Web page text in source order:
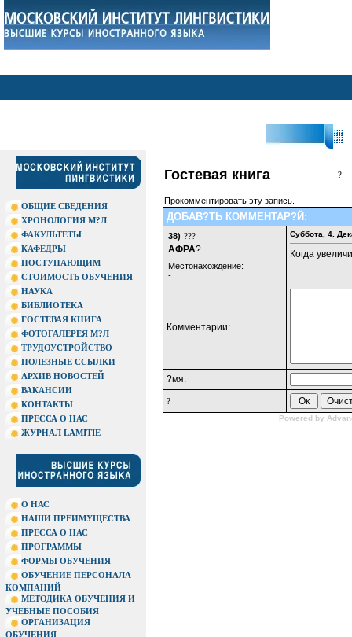
ОБЩИЕ СВЕДЕНИЯ
ХРОНОЛОГИЯ М?Л
ФАКУЛЬТЕТЫ
КАФЕДРЫ
ПОСТУПАЮЩИМ
СТОИМОСТЬ ОБУЧЕНИЯ
НАУКА
БИБЛИОТЕКА
ГОСТЕВАЯ КНИГА
ФОТОГАЛЕРЕЯ М?Л
ТРУДОУСТРОЙСТВО
ПОЛЕЗНЫЕ ССЫЛКИ
АРХИВ НОВОСТЕЙ
ВАКАНСИИ
КОНТАКТЫ
ПРЕССА О НАС
ЖУРНАЛ LAMITIE
О НАС
НАШИ ПРЕИМУЩЕСТВА
ПРЕССА О НАС
ПРОГРАММЫ
ФОРМЫ ОБУЧЕНИЯ
ОБУЧЕНИЕ ПЕРСОНАЛА
КОМПАНИЙ
МЕТОДИКА ОБУЧЕНИЯ И
УЧЕБНЫЕ ПОСОБИЯ
ОРГАНИЗАЦИЯ
ОБУЧЕНИЯ
Гостевая книга ?
Прокомментировать эту запись.
ДОБАВ?ТЬ КОММЕНТАР?Й:
38) ???
АФРА?
Местонахождение:
-
Суббота, 4.
Когда
Комментарии:
?мя:
?
Powered by